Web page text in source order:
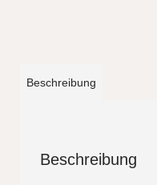
Beschreibung
Beschreibung